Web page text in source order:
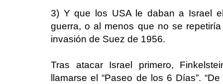
3) Y que los USA le daban a Israel
guerra, o al menos que no se
invasión de Suez de 1956.
Tras atacar Israel primero,
llamarse el “Paseo de los 6 Días”.